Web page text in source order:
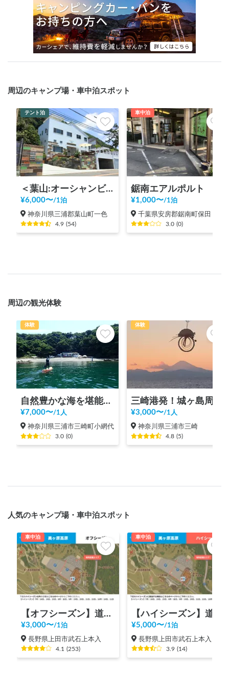
周辺のキャンプ場・車中泊スポット
テント泊
＜葉山:オーシャンビュー＞１日１組限定:Sunny Funny Days
¥6,000〜/1泊
神奈川県三浦郡葉山町一色
4.9 (54)
車中泊
鋸南エアルポルト
¥1,000〜/1泊
千葉県安房郡鋸南町保田
3.0 (0)
周辺の観光体験
体験
自然豊かな海を堪能！SUPで巡る三浦小網代湾ツアー
¥7,000〜/1人
神奈川県三浦市三崎町小網代
3.0 (0)
体験
¥3,000〜/1人
神奈川県三浦市三崎
4.8 (5)
人気のキャンプ場・車中泊スポット
車中泊
【オフシーズン】道の駅 美ヶ原高原
¥3,000〜/1泊
長野県上田市武石上本入
4.1 (253)
車中泊
¥5,000〜/1泊
長野県上田市武石上本入
3.9 (14)